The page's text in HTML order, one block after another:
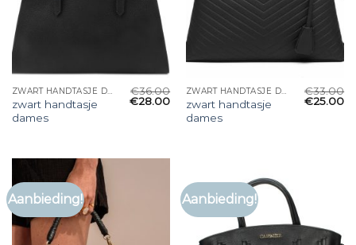
ZWART HANDTASJE DAMES
zwart handtasje
dames
€36.00
€28.00
ZWART HANDTASJE DAMES
zwart handtasje
dames
€33.00
€25.00
Aanbieding! Aanbieding!